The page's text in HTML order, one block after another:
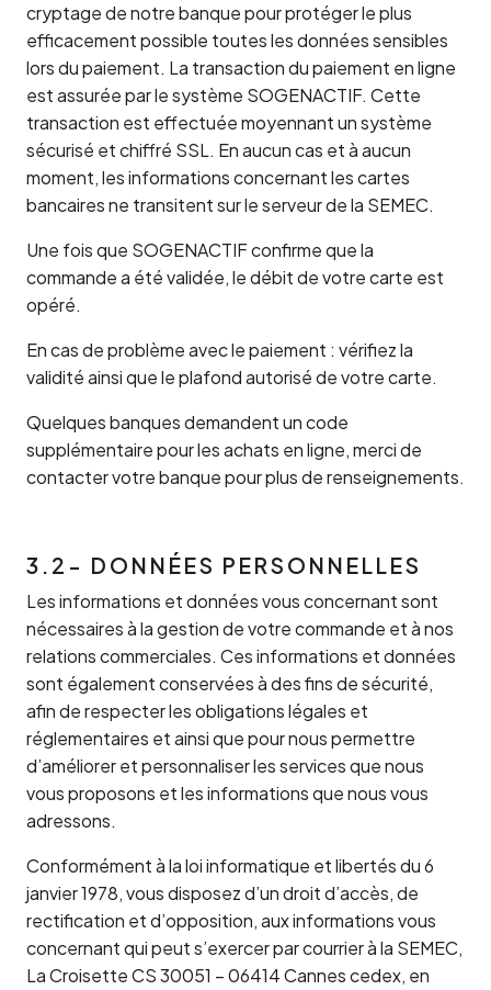
cryptage de notre banque pour protéger le plus
efficacement possible toutes les données sensibles
lors du paiement. La transaction du paiement en ligne
est assurée par le système SOGENACTIF. Cette
transaction est effectuée moyennant un système
sécurisé et chiffré SSL. En aucun cas et à aucun
moment, les informations concernant les cartes
bancaires ne transitent sur le serveur de la SEMEC.
Une fois que SOGENACTIF confirme que la
commande a été validée, le débit de votre carte est
opéré.
En cas de problème avec le paiement : vérifiez la
validité ainsi que le plafond autorisé de votre carte.
Quelques banques demandent un code
supplémentaire pour les achats en ligne, merci de
contacter votre banque pour plus de renseignements.
3.2- DONNÉES PERSONNELLES
Les informations et données vous concernant sont
nécessaires à la gestion de votre commande et à nos
relations commerciales. Ces informations et données
sont également conservées à des fins de sécurité,
afin de respecter les obligations légales et
réglementaires et ainsi que pour nous permettre
d’améliorer et personnaliser les services que nous
vous proposons et les informations que nous vous
adressons.
Conformément à la loi informatique et libertés du 6
janvier 1978, vous disposez d’un droit d’accès, de
rectification et d’opposition, aux informations vous
concernant qui peut s’exercer par courrier à la SEMEC,
La Croisette CS 30051 – 06414 Cannes cedex, en